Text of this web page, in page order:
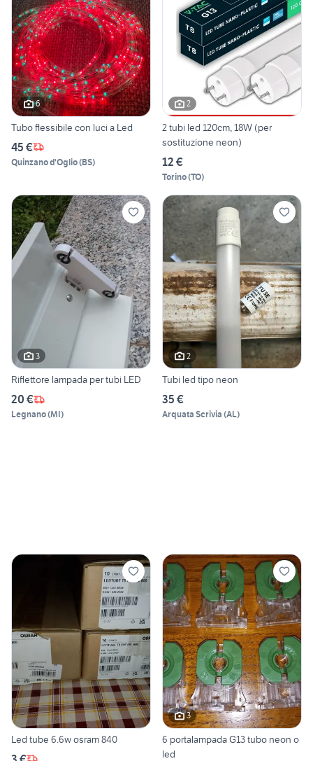
6
Tubo flessibile con luci a Led
45 €
Quinzano d'Oglio(BS)
2
2 tubi led 120cm, 18W (per
sostituzione neon)
12 €
Torino(TO)
3
Riflettore lampada per tubi LED
20 €
Legnano(MI)
2
Tubi led tipo neon
35 €
Arquata Scrivia (AL)
Led tube 6.6w osram 840
3
6 portalampada G13 tubo neon o
led